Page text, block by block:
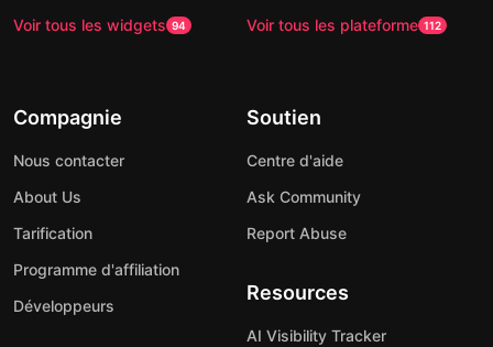
Voir tous les widgets 94
Voir tous les plateforme 112
Compagnie
Nous contacter
About Us
Tarification
Programme d'affiliation
Développeurs
Soutien
Centre d'aide
Ask Community
Report Abuse
Resources
AI Visibility Tracker